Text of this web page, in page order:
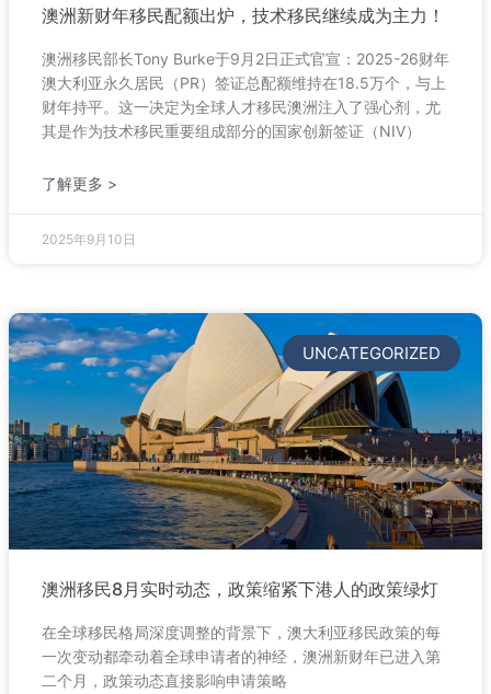
澳洲新财年移民配额出炉，技术移民继续成为主力！
澳洲移民部长Tony Burke于9月2日正式官宣：2025-26财年
澳大利亚永久居民（PR）签证总配额维持在18.5万个，与上
财年持平。这一决定为全球人才移民澳洲注入了强心剂，尤
其是作为技术移民重要组成部分的国家创新签证（NIV）
了解更多 >
2025年9月10日
UNCATEGORIZED
澳洲移民8月实时动态，政策缩紧下港人的政策绿灯
在全球移民格局深度调整的背景下，澳大利亚移民政策的每
一次变动都牵动着全球申请者的神经，澳洲新财年已进入第
二个月，政策动态直接影响申请策略